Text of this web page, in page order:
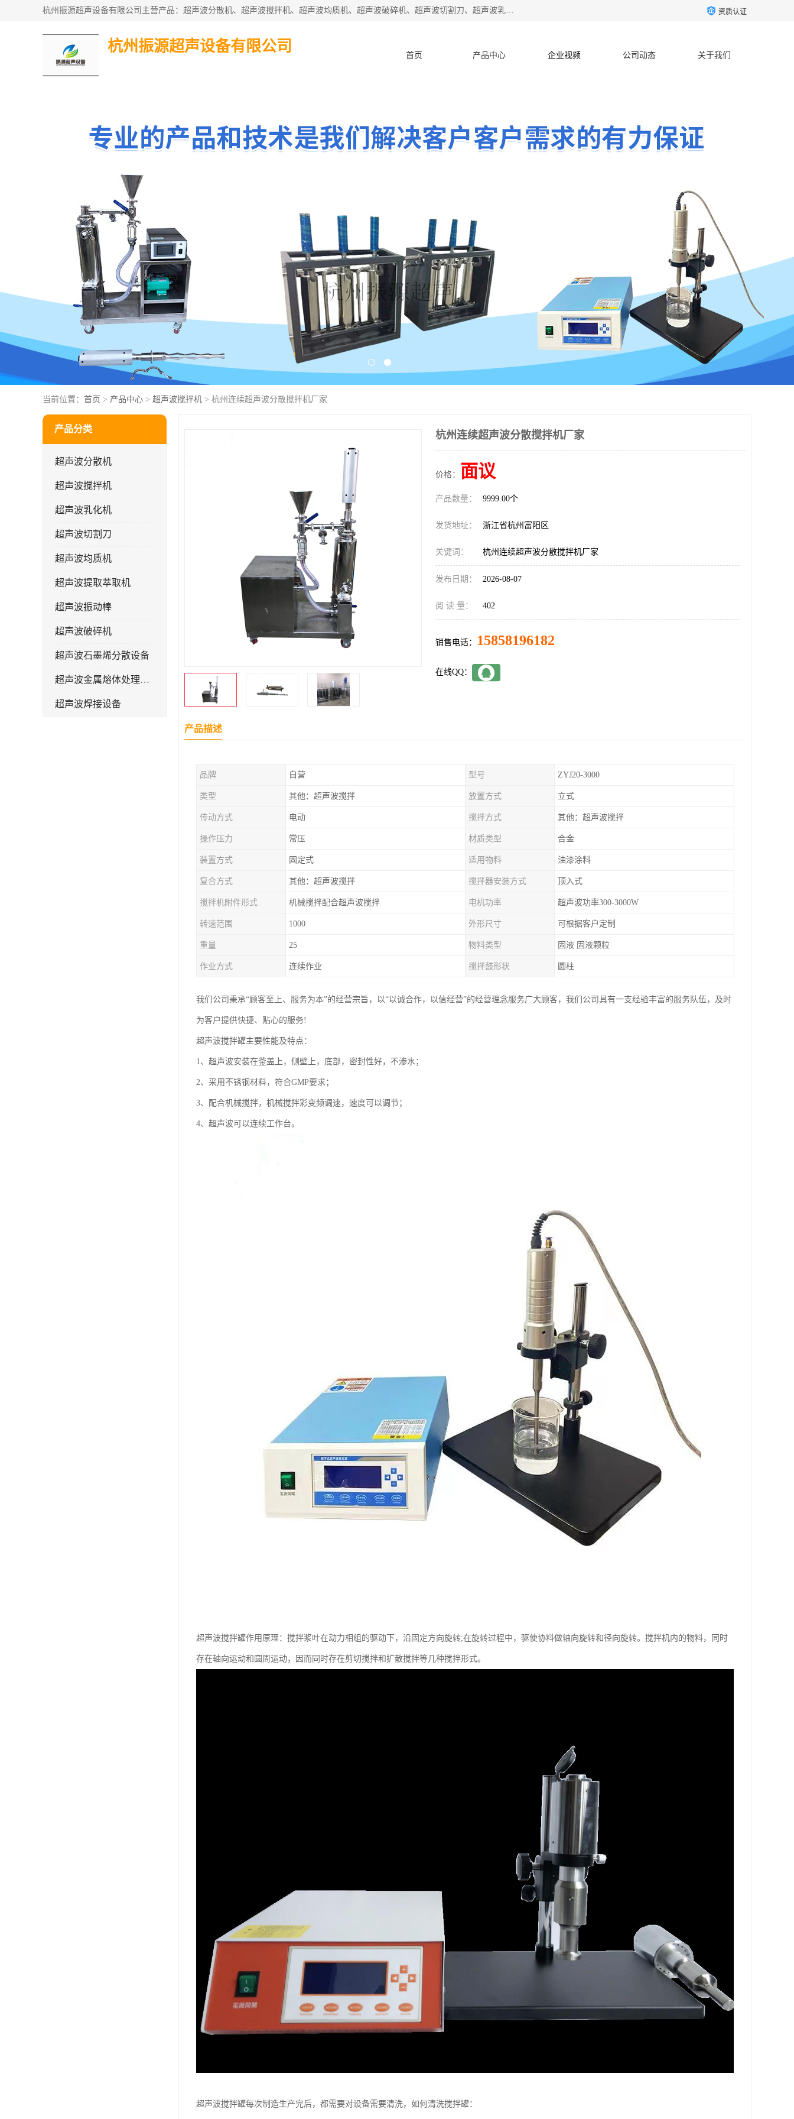
杭州振源超声设备有限公司主营产品：超声波分散机、超声波搅拌机、超声波均质机、超声波破碎机、超声波切割刀、超声波乳化机、超声波提取机、超声波振动棒等设备。秉承诚信经营、品质至上的服务宗旨，与多家企业建立了长期的合作关系。公司坚持以质量赢市场，以服务赢客户，始终以客户利益为中心。 资质认证
杭州振源超声设备有限公司
首页 产品中心 企业视频 公司动态 关于我们
当前位置： 首页 > 产品中心 > 超声波搅拌机 > 杭州连续超声波分散搅拌机厂家
产品分类
超声波分散机
超声波搅拌机
超声波乳化机
超声波切割刀
超声波均质机
超声波提取萃取机
超声波振动棒
超声波破碎机
超声波石墨烯分散设备
超声波金属熔体处理设备
超声波焊接设备
杭州连续超声波分散搅拌机厂家
价格： 面议
产品数量： 9999.00个
发货地址： 浙江省杭州富阳区
关键词： 杭州连续超声波分散搅拌机厂家
发布日期： 2026-08-07
阅 读 量： 402
销售电话： 15858196182
在线QQ：
产品描述
品牌 自营 型号 ZYJ20-3000
类型 其他：超声波搅拌 放置方式 立式
传动方式 电动 搅拌方式 其他：超声波搅拌
操作压力 常压 材质类型 合金
装置方式 固定式 适用物料 油漆涂料
复合方式 其他：超声波搅拌 搅拌器安装方式 顶入式
搅拌机附件形式 机械搅拌配合超声波搅拌 电机功率 超声波功率300-3000W
转速范围 1000 外形尺寸 可根据客户定制
重量 25 物料类型 固液 固液颗粒
作业方式 连续作业 搅拌鼓形状 圆柱
我们公司秉承“顾客至上、服务为本”的经营宗旨，以“以诚合作，以信经营”的经营理念服务广大顾客，我们公司具有一支经验丰富的服务队伍，及时
为客户提供快捷、贴心的服务!
超声波搅拌罐主要性能及特点：
1、超声波安装在釜盖上，侧壁上，底部，密封性好，不渗水；
2、采用不锈钢材料，符合GMP要求；
3、配合机械搅拌，机械搅拌彩变频调速，速度可以调节；
4、超声波可以连续工作台。
超声波搅拌罐作用原理：搅拌浆叶在动力相组的驱动下，沿固定方向旋转;在旋转过程中，驱使协料做轴向旋转和径向旋转。搅拌机内的物料，同时
存在轴向运动和圆周运动，因而同时存在剪切搅拌和扩散搅拌等几种搅拌形式。
超声波搅拌罐每次制造生产完后，都需要对设备需要清洗，如何清洗搅拌罐：